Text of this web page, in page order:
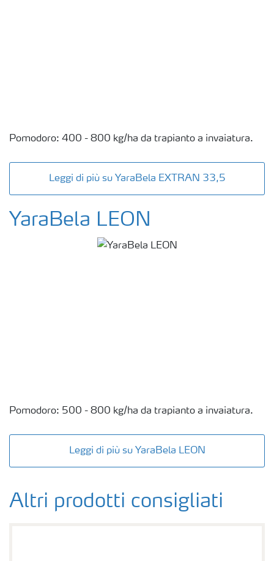
Pomodoro: 400 - 800 kg/ha da trapianto a invaiatura.
Leggi di più su YaraBela EXTRAN 33,5
YaraBela LEON
Pomodoro: 500 - 800 kg/ha da trapianto a invaiatura.
Leggi di più su YaraBela LEON
Altri prodotti consigliati